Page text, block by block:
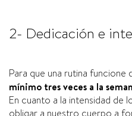
2- Dedicación e
Para que una rutina funcione
mínimo tres veces a la
En cuanto a la intensidad de
obligar a nuestro cuerpo a